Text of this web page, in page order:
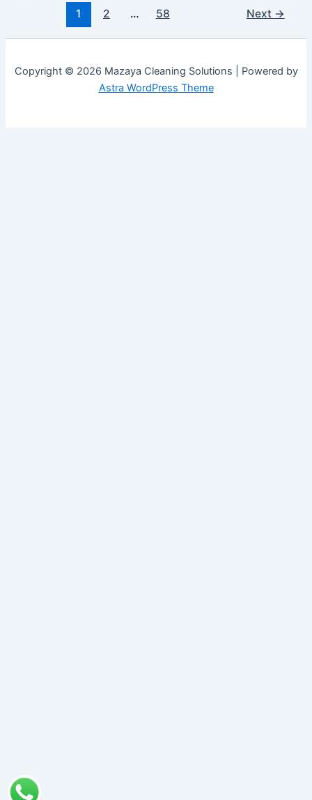
1 2 … 58 Next →
Copyright © 2026 Mazaya Cleaning Solutions | Powered by
Astra WordPress Theme